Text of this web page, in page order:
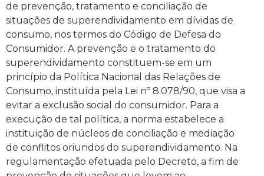
de prevenção, tratamento e conciliação de
situações de superendividamento em dívidas de
consumo, nos termos do Código de Defesa do
Consumidor. A prevenção e o tratamento do
superendividamento constituem-se em um
princípio da Política Nacional das Relações de
Consumo, instituída pela Lei nº 8.078/90, que visa a
evitar a exclusão social do consumidor. Para a
execução de tal política, a norma estabelece a
instituição de núcleos de conciliação e mediação
de conflitos oriundos do superendividamento. Na
regulamentação efetuada pelo Decreto, a fim de